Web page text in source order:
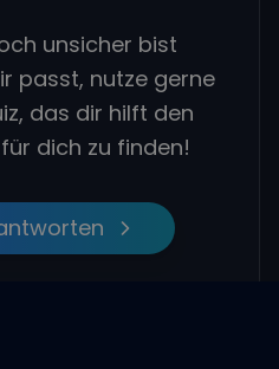
unsicher bist
passt, nutze gerne
das dir hilft den
dich zu finden!